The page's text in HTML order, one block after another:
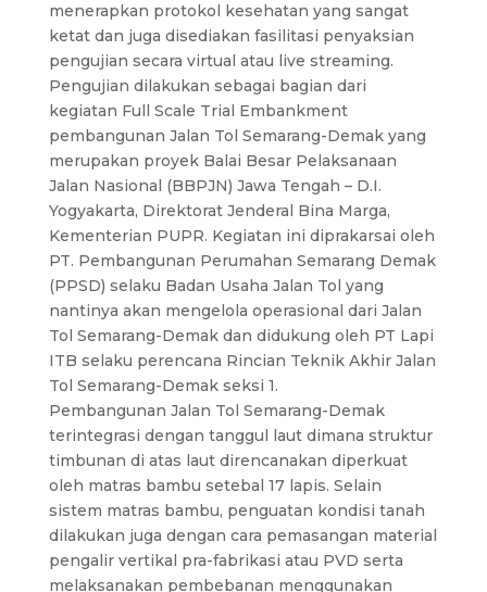
menerapkan protokol kesehatan yang sangat
ketat dan juga disediakan fasilitasi penyaksian
pengujian secara virtual atau live streaming.
Pengujian dilakukan sebagai bagian dari
kegiatan Full Scale Trial Embankment
pembangunan Jalan Tol Semarang-Demak yang
merupakan proyek Balai Besar Pelaksanaan
Jalan Nasional (BBPJN) Jawa Tengah – D.I.
Yogyakarta, Direktorat Jenderal Bina Marga,
Kementerian PUPR. Kegiatan ini diprakarsai oleh
PT. Pembangunan Perumahan Semarang Demak
(PPSD) selaku Badan Usaha Jalan Tol yang
nantinya akan mengelola operasional dari Jalan
Tol Semarang-Demak dan didukung oleh PT Lapi
ITB selaku perencana Rincian Teknik Akhir Jalan
Tol Semarang-Demak seksi 1.
Pembangunan Jalan Tol Semarang-Demak
terintegrasi dengan tanggul laut dimana struktur
timbunan di atas laut direncanakan diperkuat
oleh matras bambu setebal 17 lapis. Selain
sistem matras bambu, penguatan kondisi tanah
dilakukan juga dengan cara pemasangan material
pengalir vertikal pra-fabrikasi atau PVD serta
melaksanakan pembebanan menggunakan